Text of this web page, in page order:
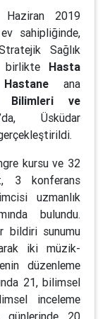
2019
sahipliğinde,
Sağlık
birlikte Hasta
ana
Bilimleri ve
Üsküdar
kursu ve 32
3 konferans
uzmanlık
bulundu.
bildiri sunumu
iki müzik-
düzenleme
21, bilimsel
inceleme
günlerinde 20